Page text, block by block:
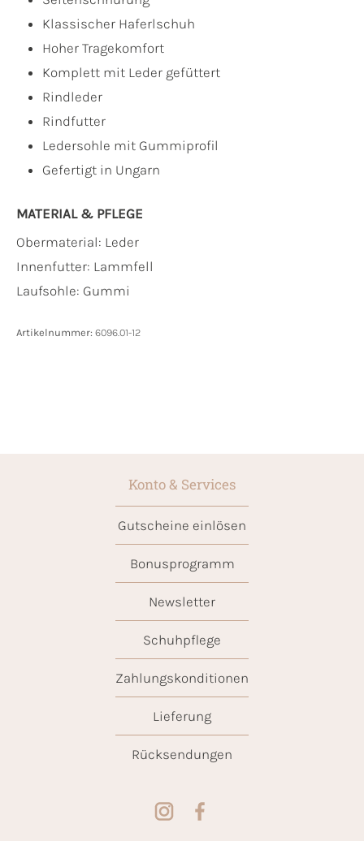
Klassischer Haferlschuh
Hoher Tragekomfort
Komplett mit Leder gefüttert
Rindleder
Rindfutter
Ledersohle mit Gummiprofil
Gefertigt in Ungarn
MATERIAL & PFLEGE
Obermaterial: Leder
Innenfutter: Lammfell
Laufsohle: Gummi
Artikelnummer: 6096.01-12
Konto & Services
Gutscheine einlösen
Bonusprogramm
Newsletter
Schuhpflege
Zahlungskonditionen
Lieferung
Rücksendungen